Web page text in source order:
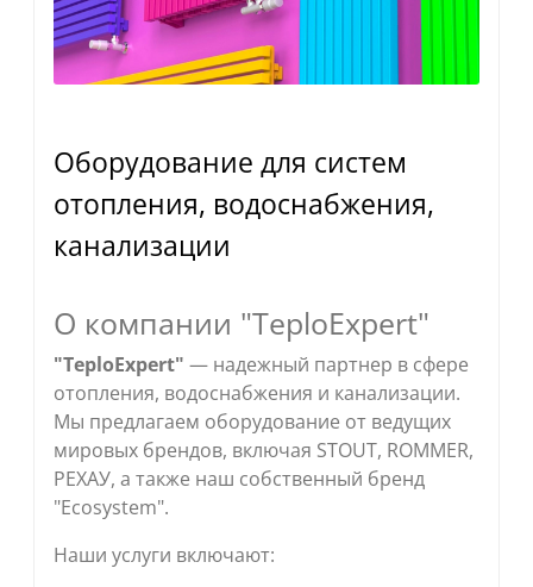
Оборудование для систем
отопления, водоснабжения,
канализации
О компании "TeploExpert"
"TeploExpert" — надежный партнер в сфере
отопления, водоснабжения и канализации.
Мы предлагаем оборудование от ведущих
мировых брендов, включая STOUT, ROMMER,
РЕХАУ, а также наш собственный бренд
"Ecosystem".
Наши услуги включают: